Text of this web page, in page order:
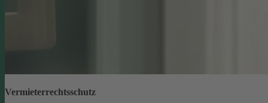
Vermieterrechtsschutz